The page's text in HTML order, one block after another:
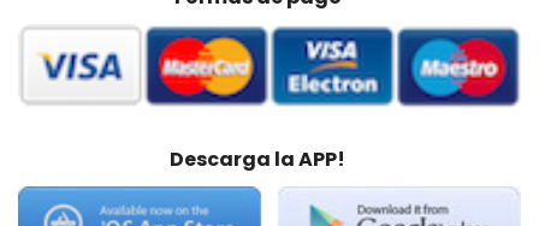
Descarga la APP!